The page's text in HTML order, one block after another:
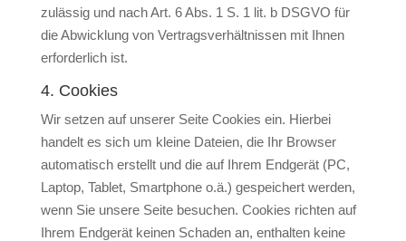
zulässig und nach Art. 6 Abs. 1 S. 1 lit. b DSGVO für
die Abwicklung von Vertragsverhältnissen mit Ihnen
erforderlich ist.
4. Cookies
Wir setzen auf unserer Seite Cookies ein. Hierbei
handelt es sich um kleine Dateien, die Ihr Browser
automatisch erstellt und die auf Ihrem Endgerät (PC,
Laptop, Tablet, Smartphone o.ä.) gespeichert werden,
wenn Sie unsere Seite besuchen. Cookies richten auf
Ihrem Endgerät keinen Schaden an, enthalten keine